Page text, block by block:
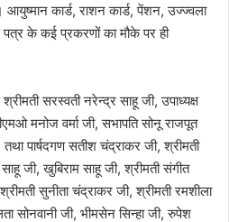
आयुष्मान कार्ड, राशन कार्ड, पेंशन, उज्ज्वला
के कई प्रकरणों का मौके पर ही
सरस्वती नरेन्द्र साहू जी, उपाध्यक्ष
मनोज वर्मा जी, सभापति सोनू राजपूत
पार्षदगण सतीश चंद्राकर जी, श्रीमती
साहू जी, खुबिराम साहू जी, श्रीमती संगीत
सुनीता चंद्राकर जी, श्रीमती रमशीला
सोनवानी जी, भीमसेन सिन्हा जी, रुपेश